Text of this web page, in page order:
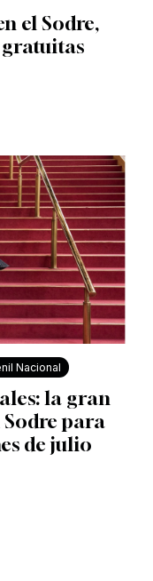
el Sodre,
gratuitas
Nacional
la gran
para
de julio